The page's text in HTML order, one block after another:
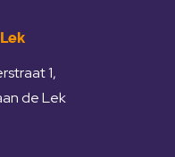
1,
de Lek